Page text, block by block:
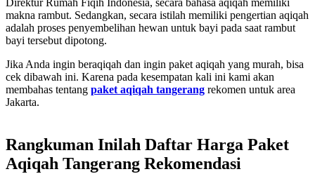
makna rambut. Sedangkan, secara istilah memiliki pengertian aqiqah
adalah proses penyembelihan hewan untuk bayi pada saat rambut
bayi tersebut dipotong.
Jika Anda ingin beraqiqah dan ingin paket aqiqah yang murah, bisa
cek dibawah ini. Karena pada kesempatan kali ini kami akan
membahas tentang paket aqiqah tangerang rekomen untuk area
Jakarta.
Rangkuman Inilah Daftar Harga Paket
Aqiqah Tangerang Rekomendasi